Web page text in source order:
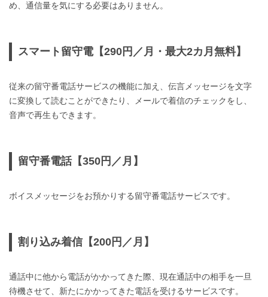
め、通信量を気にする必要はありません。
スマート留守電【290円／月・最大2カ月無料】
従来の留守番電話サービスの機能に加え、伝言メッセージを文字
に変換して読むことができたり、メールで着信のチェックをし、
音声で再生もできます。
留守番電話【350円／月】
ボイスメッセージをお預かりする留守番電話サービスです。
割り込み着信【200円／月】
通話中に他から電話がかかってきた際、現在通話中の相手を一旦
待機させて、新たにかかってきた電話を受けるサービスです。